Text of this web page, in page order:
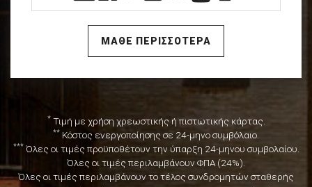
ΜΑΘΕ ΠΕΡΙΣΣΟΤΕΡΑ
* Τιμή με χρήση χρεωστικής ή πιστωτικής κάρτας.
** Κόστος ενεργοποίησης σε 24-μηνο συμβόλαιο.
*** Όλες οι τιμές προϋποθέτουν την ύπαρξη 24-μηνου συμβολαίου.
Όλες οι τιμές περιλαμβάνουν ΦΠΑ (24%).
Όλες οι τιμές περιλαμβάνουν το τέλος συνδρομητών σταθερής